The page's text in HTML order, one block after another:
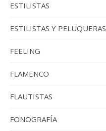
ESTILISTAS
ESTILISTAS Y PELUQUERAS
FEELING
FLAMENCO
FLAUTISTAS
FONOGRAFÍA